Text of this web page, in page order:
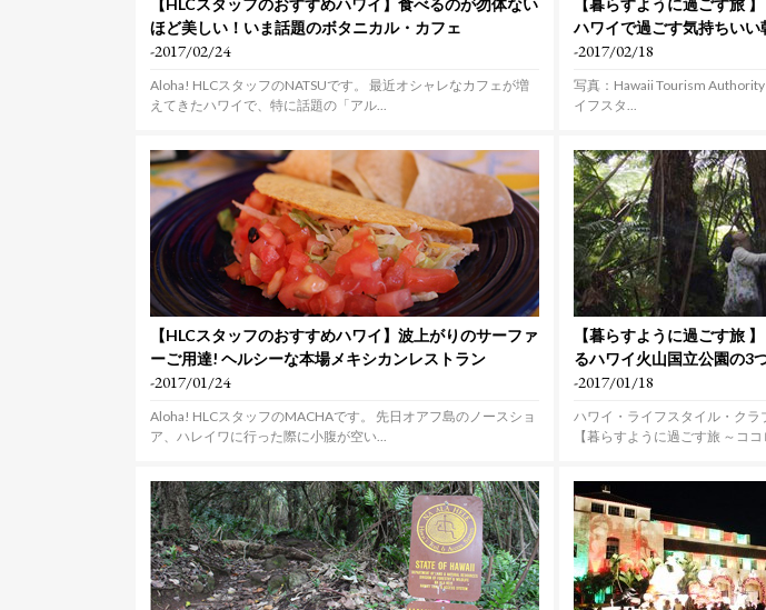
ほど美しい！いま話題のボタニカル・カフェ
-2017/02/24
Aloha! HLCスタッフのNATSUです。 最近オシャレなカフェが増
えてきたハワイで、特に話題の「アル...
ハワイで過ごす気持ちいい
-2017/02/18
写真：Hawaii Tourism Authority
イフスタ...
【HLCスタッフのおすすめハワイ】波上がりのサーファ
ーご用達! ヘルシーな本場メキシカンレストラン
-2017/01/24
Aloha! HLCスタッフのMACHAです。 先日オアフ島のノースショ
ア、ハレイワに行った際に小腹が空い...
【暮らすように過ごす旅
るハワイ火山国立公園の3
-2017/01/18
ハワイ・ライフスタイル・ク
【暮らすように過ごす旅 ～コ